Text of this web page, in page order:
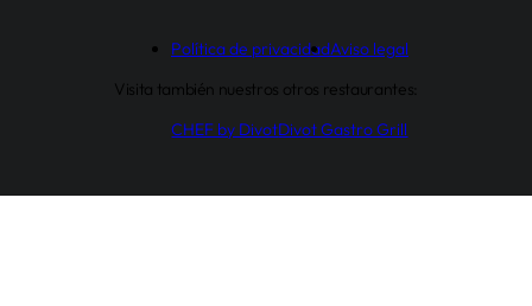
Visita también nuestros otros restaurantes:
CHEF by DivotDivot Gastro Grill
Política de privacidadAviso legal